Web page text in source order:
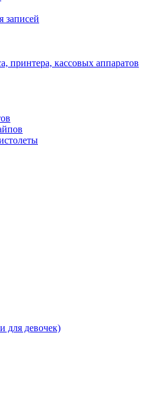
записей
принтера, кассовых аппаратов
для девочек)